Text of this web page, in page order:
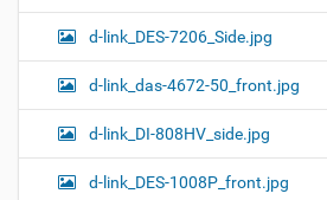
d-link_DES-7206_Side.jpg
d-link_das-4672-50_front.jpg
d-link_DI-808HV_side.jpg
d-link_DES-1008P_front.jpg